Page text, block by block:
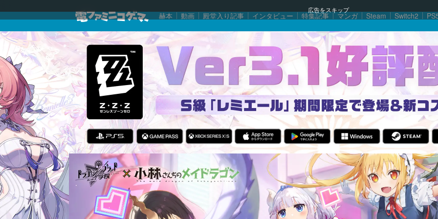
広告をスキップ
赫本 動画 殿堂入り記事 インタビュー 特集記事 マンガ Steam Switch2